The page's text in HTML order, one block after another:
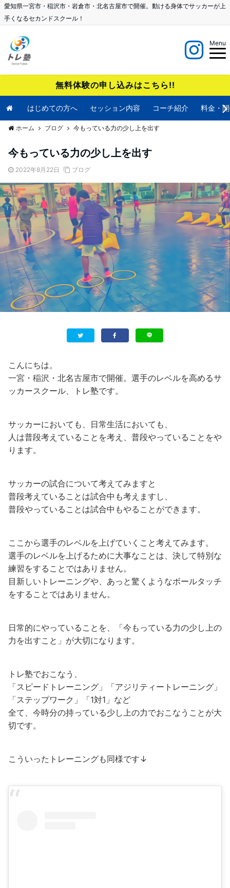
愛知県一宮市・稲沢市・岩倉市・北名古屋市で開催。動ける身体でサッカーが上
手くなるセカンドスクール！
Menu
無料体験の申し込みはこちら!!
はじめての方へ セッション内容 コーチ紹介 料金・
ホーム ブログ 今もっている力の少し上を出す
今もっている力の少し上を出す
2022年8月22日 ブログ
こんにちは。
一宮・稲沢・北名古屋市で開催。選手のレベルを高めるサ
ッカースクール、トレ塾です。
サッカーにおいても、日常生活においても、
人は普段考えていることを考え、普段やっていることをや
ります。
サッカーの試合について考えてみますと
普段考えていることは試合中も考えますし、
普段やっていることは試合中もやることができます。
ここから選手のレベルを上げていくこと考えてみます。
選手のレベルを上げるために大事なことは、決して特別な
練習をすることではありません。
目新しいトレーニングや、あっと驚くようなボールタッチ
をすることではありません。
日常的にやっていることを、「今もっている力の少し上の
力を出すこと」が大切になります。
トレ塾でおこなう、
「スピードトレーニング」「アジリティートレーニング」
「ステップワーク」「1対1」など
全て、今時分の持っている少し上の力でおこなうことが大
切です。
こういったトレーニングも同様です↓